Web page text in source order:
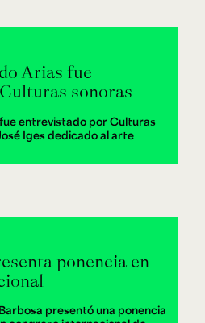
Arias fue
sonoras
entrevistado por Culturas
Iges dedicado al arte
ponencia en
presentó una ponencia